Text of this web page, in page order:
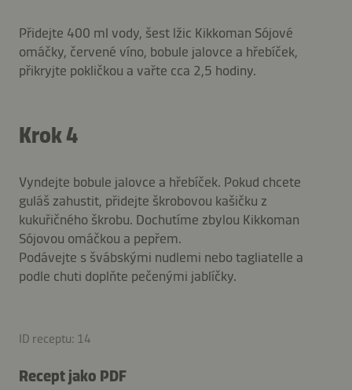
Přidejte 400 ml vody, šest lžic Kikkoman Sójové
omáčky, červené víno, bobule jalovce a hřebíček,
přikryjte pokličkou a vařte cca 2,5 hodiny.
Krok 4
Vyndejte bobule jalovce a hřebíček. Pokud chcete
guláš zahustit, přidejte škrobovou kašičku z
kukuřičného škrobu. Dochutíme zbylou Kikkoman
Sójovou omáčkou a pepřem.
Podávejte s švábskými nudlemi nebo tagliatelle a
podle chuti doplňte pečenými jablíčky.
ID receptu: 14
Recept jako PDF